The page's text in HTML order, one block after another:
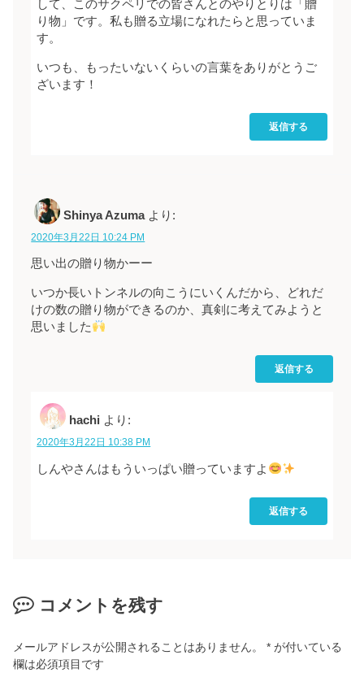
して、このサクペリでの皆さんとのやりとりは「贈
り物」です。私も贈る立場になれたらと思っていま
す。
いつも、もったいないくらいの言葉をありがとうご
ざいます！
返信する
Shinya Azuma より:
2020年3月22日 10:24 PM
思い出の贈り物かーー
いつか長いトンネルの向こうにいくんだから、どれだ
けの数の贈り物ができるのか、真剣に考えてみようと
思いました
返信する
hachi より:
2020年3月22日 10:38 PM
しんやさんはもういっぱい贈っていますよ
返信する
コメントを残す
メールアドレスが公開されることはありません。 * が付いている
欄は必須項目です